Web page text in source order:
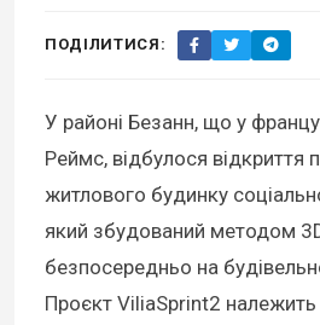
ПОДІЛИТИСЯ:
У районі Безанн, що у
Реймс, відбулося відкриття
житлового будинку
який збудований методом
безпосередньо на
Проєкт ViliaSprint2 належить